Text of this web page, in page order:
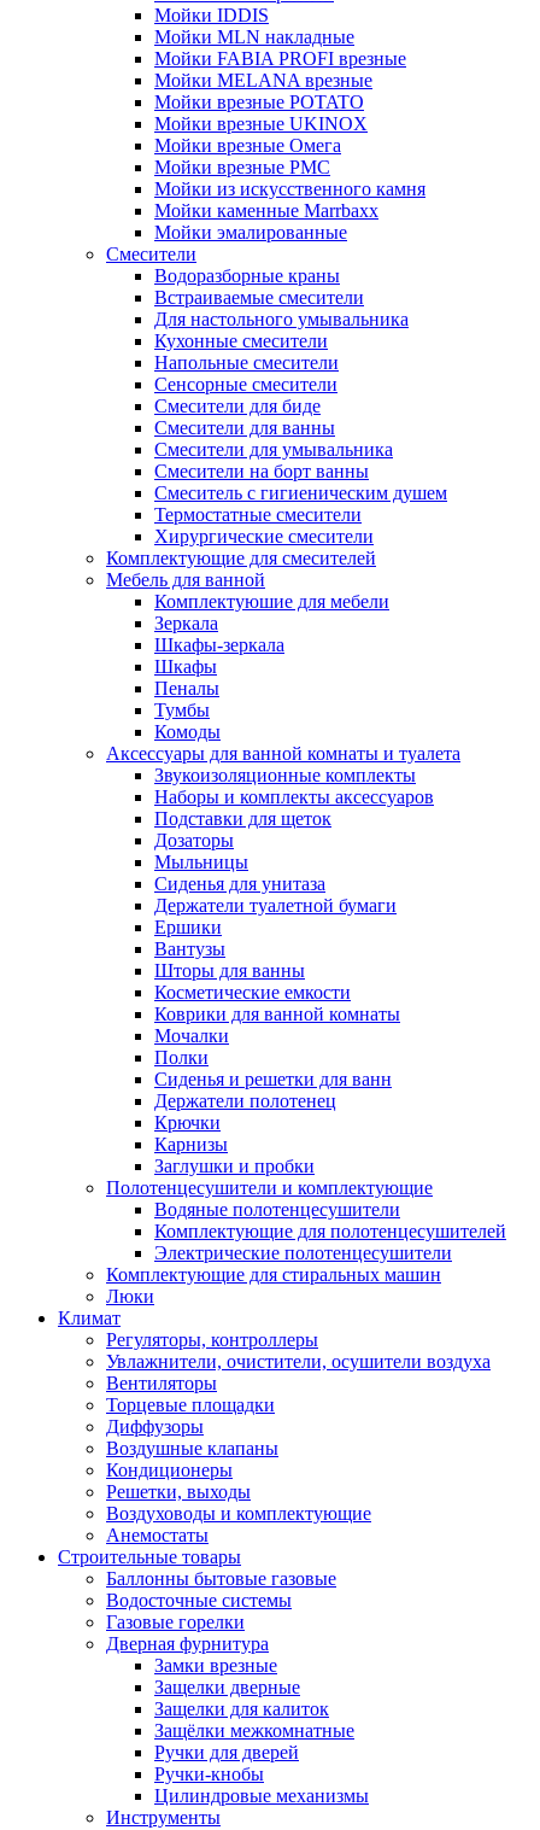
Мойки IDDIS
Мойки MLN накладные
Мойки FABIA PROFI врезные
Мойки MELANA врезные
Мойки врезные POTATO
Мойки врезные UKINOX
Мойки врезные Омега
Мойки врезные РМС
Мойки из искусственного камня
Мойки каменные Marrbaxx
Мойки эмалированные
Смесители
Водоразборные краны
Встраиваемые смесители
Для настольного умывальника
Кухонные смесители
Напольные смесители
Сенсорные смесители
Смесители для биде
Смесители для ванны
Смесители для умывальника
Смесители на борт ванны
Смеситель с гигиеническим душем
Термостатные смесители
Хирургические смесители
Комплектующие для смесителей
Мебель для ванной
Комплектуюшие для мебели
Зеркала
Шкафы-зеркала
Шкафы
Пеналы
Тумбы
Комоды
Аксессуары для ванной комнаты и туалета
Звукоизоляционные комплекты
Наборы и комплекты аксессуаров
Подставки для щеток
Дозаторы
Мыльницы
Сиденья для унитаза
Держатели туалетной бумаги
Ершики
Вантузы
Шторы для ванны
Косметические емкости
Коврики для ванной комнаты
Мочалки
Полки
Сиденья и решетки для ванн
Держатели полотенец
Крючки
Карнизы
Заглушки и пробки
Полотенцесушители и комплектующие
Водяные полотенцесушители
Комплектующие для полотенцесушителей
Электрические полотенцесушители
Комплектующие для стиральных машин
Люки
Климат
Регуляторы, контроллеры
Увлажнители, очистители, осушители воздуха
Вентиляторы
Торцевые площадки
Диффузоры
Воздушные клапаны
Кондиционеры
Решетки, выходы
Воздуховоды и комплектующие
Анемостаты
Строительные товары
Баллонны бытовые газовые
Водосточные системы
Газовые горелки
Дверная фурнитура
Замки врезные
Защелки дверные
Защелки для калиток
Защёлки межкомнатные
Ручки для дверей
Ручки-кнобы
Цилиндровые механизмы
Инструменты